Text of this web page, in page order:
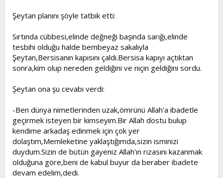
Şeytan planını şöyle tatbik etti:
Sırtında cübbesi,elinde değneği başında sarığı,elinde
tesbihi olduğu halde bembeyaz sakalıyla
Şeytan,Bersisanın kapısını çaldı.Bersisa kapıyı açtıktan
sonra,kim olup nereden geldiğini ve niçin geldiğini sordu.
Şeytan ona şu cevabı verdi:
-Ben dünya nimetlerinden uzak,ömrünü Allah'a ibadetle
geçirmek isteyen bir kimseyim.Bir Allah dostu bulup
kendime arkadaş edinmek için çok yer
dolaştım,Memleketine yaklaştığımda,sizin isminizi
duydum.Sizin de bütün gayeniz Allah'ın rızasını kazanmak
olduğuna göre,beni de kabul buyur da beraber ibadete
devam edelim,dedi.